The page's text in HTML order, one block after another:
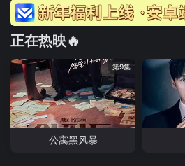
正在热映🔥
第9集
公寓黑风暴